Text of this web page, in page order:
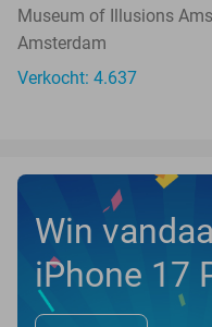
Museum of Illusions
Amsterdam
Verkocht: 4.637
Win
iPhone 17